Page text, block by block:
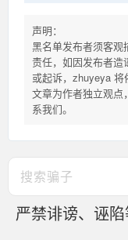
声明：
黑名单发布者须客观
责任，如因发布者造
或起诉，zhuyeya 将
文章为作者独立观
系我们。
严禁诽谤、诬